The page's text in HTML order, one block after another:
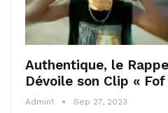
Authentique, le
Dévoile son Clip «
Admin1 Sep 27, 2023